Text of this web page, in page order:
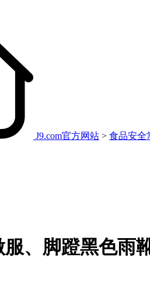
J9.com官方网站 > 食品安全
、脚蹬黑色雨